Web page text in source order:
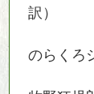
訳）
のらくろ